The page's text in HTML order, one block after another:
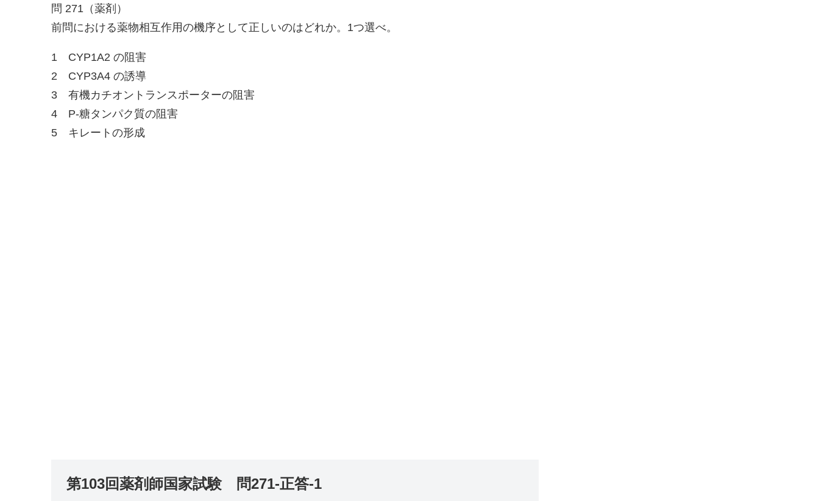
問 271（薬剤）
前問における薬物相互作用の機序として正しいのはどれか。1つ選べ。
1 CYP1A2 の阻害
2 CYP3A4 の誘導
3 有機カチオントランスポーターの阻害
4 P-糖タンパク質の阻害
5 キレートの形成
第103回薬剤師国家試験 問271-正答-1